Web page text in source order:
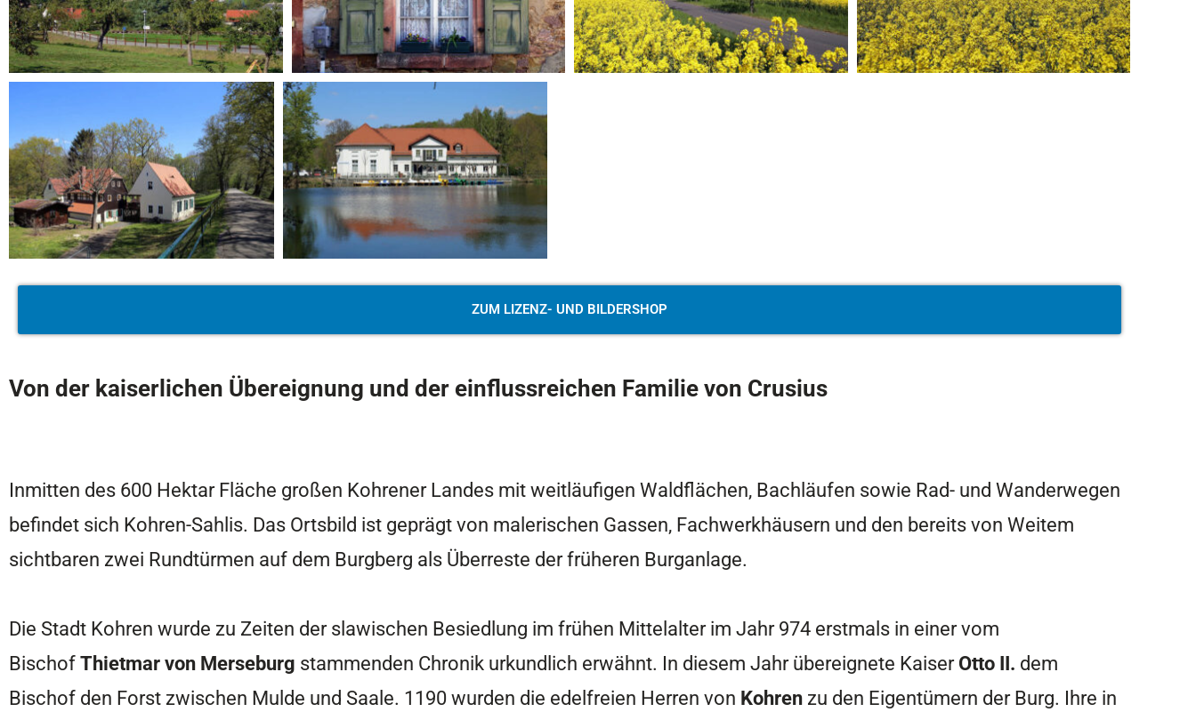
ZUM LIZENZ- UND BILDERSHOP
Von der kaiserlichen Übereignung und der einflussreichen Familie von Crusius
Inmitten des 600 Hektar Fläche großen Kohrener Landes mit weitläufigen Waldflächen, Bachläufen sowie Rad- und Wanderwegen
befindet sich Kohren-Sahlis. Das Ortsbild ist geprägt von malerischen Gassen, Fachwerkhäusern und den bereits von Weitem
sichtbaren zwei Rundtürmen auf dem Burgberg als Überreste der früheren Burganlage.
Die Stadt Kohren wurde zu Zeiten der slawischen Besiedlung im frühen Mittelalter im Jahr 974 erstmals in einer vom
BischofThietmar von Merseburg stammenden Chronik urkundlich erwähnt. In diesem Jahr übereignete KaiserOtto II. dem
Bischof den Forst zwischen Mulde und Saale. 1190 wurden die edelfreien Herren von Kohren zu den Eigentümern der Burg. Ihre in